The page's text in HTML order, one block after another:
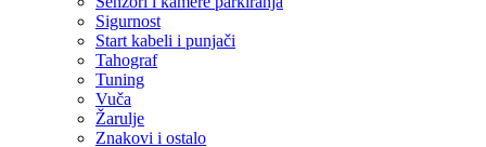
Sigurnost
Start kabeli i punjači
Tahograf
Tuning
Vuča
Žarulje
Znakovi i ostalo